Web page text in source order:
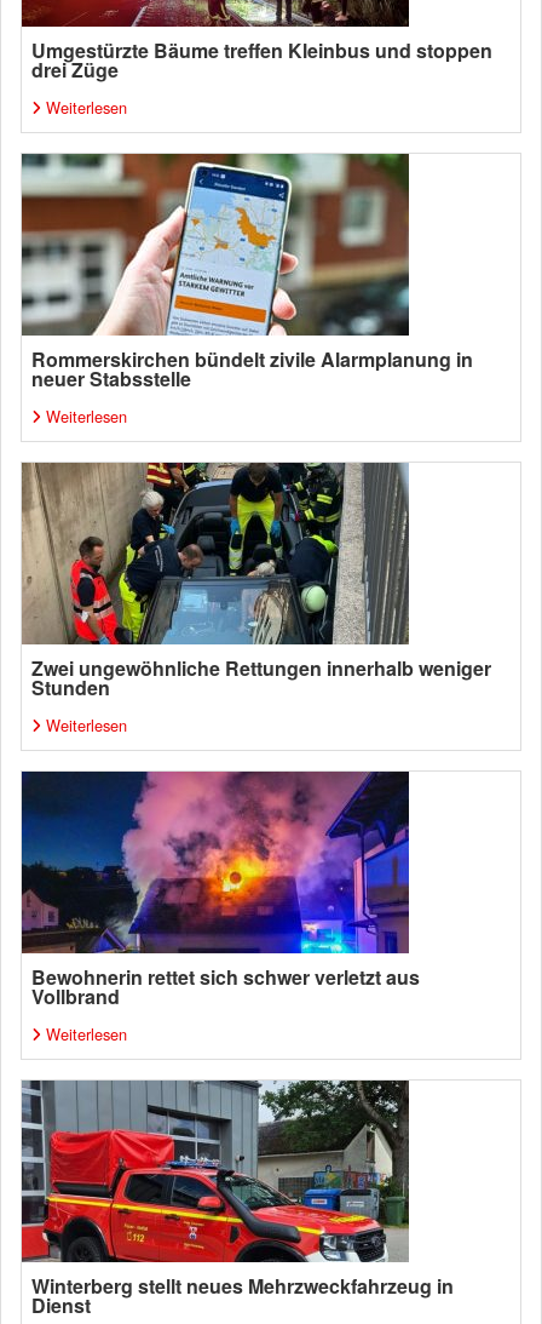
Umgestürzte Bäume treffen Kleinbus und stoppen
drei Züge
Weiterlesen
Rommerskirchen bündelt zivile Alarmplanung in
neuer Stabsstelle
Weiterlesen
Zwei ungewöhnliche Rettungen innerhalb weniger
Stunden
Weiterlesen
Bewohnerin rettet sich schwer verletzt aus
Vollbrand
Weiterlesen
Winterberg stellt neues Mehrzweckfahrzeug in
Dienst